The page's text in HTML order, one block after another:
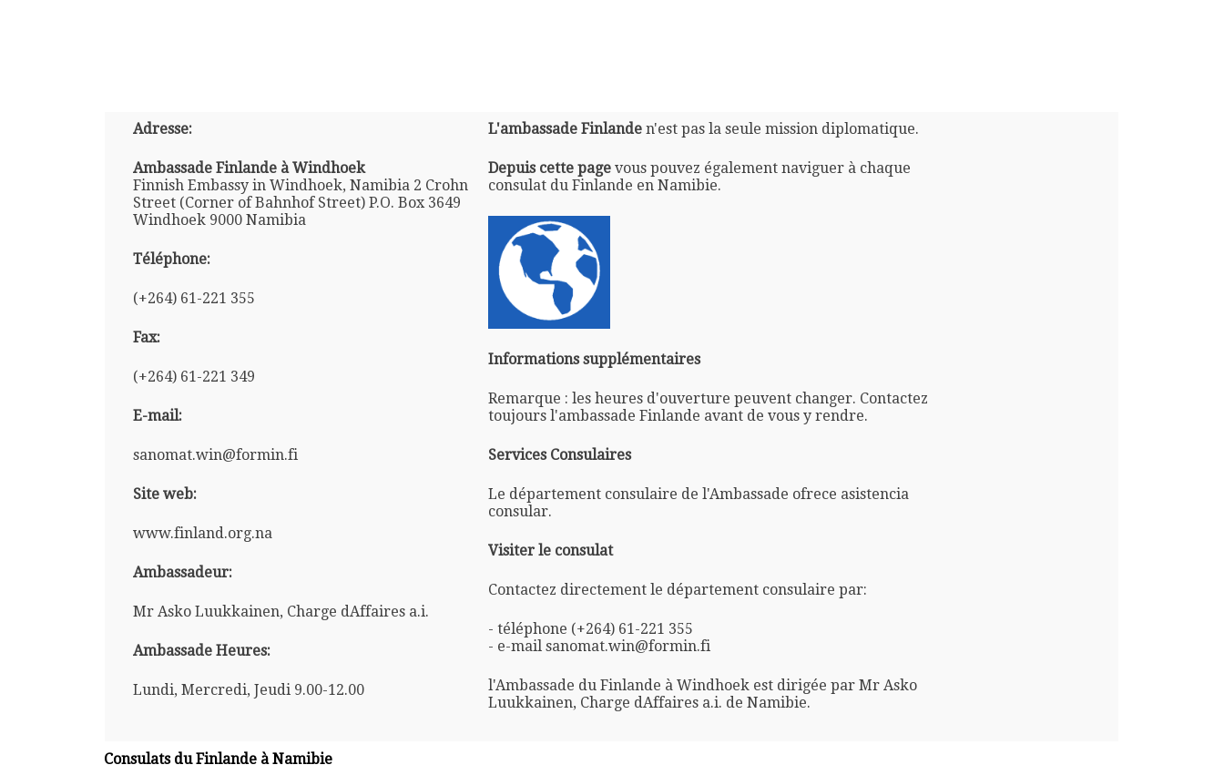
Adresse:
Ambassade Finlande à Windhoek
Finnish Embassy in Windhoek, Namibia 2 Crohn
Street (Corner of Bahnhof Street) P.O. Box 3649
Windhoek 9000 Namibia
Téléphone:
(+264) 61-221 355
Fax:
(+264) 61-221 349
E-mail:
sanomat.win@formin.fi
Site web:
www.finland.org.na
Ambassadeur:
Mr Asko Luukkainen, Charge dAffaires a.i.
Ambassade Heures:
Lundi, Mercredi, Jeudi 9.00-12.00
L'ambassade Finlanden'est pas la seule mission diplomatique.
Depuis cette pagevous pouvez également naviguer à chaque
consulat du Finlande en Namibie.
Informations supplémentaires
Remarque : les heures d'ouverture peuvent changer. Contactez
toujours l'ambassade Finlande avant de vous y rendre.
Services Consulaires
Le département consulaire de l'Ambassade ofrece asistencia
consular.
Visiter le consulat
Contactez directement le département consulaire par:
- téléphone (+264) 61-221 355
- e-mail sanomat.win@formin.fi
l'Ambassade du Finlande à Windhoek est dirigée par Mr Asko
Luukkainen, Charge dAffaires a.i. de Namibie.
Consulats du Finlande à Namibie